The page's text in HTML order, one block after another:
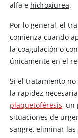
alfa e hidroxiurea.
Por lo general, el
comienza cuando
la coagulación o
únicamente en el
Si el tratamiento
la rapidez
plaquetoféresis, un
situaciones de
sangre, eliminar